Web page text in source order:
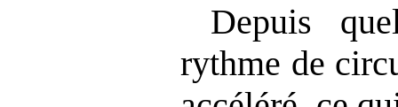
Depuis
rythme de